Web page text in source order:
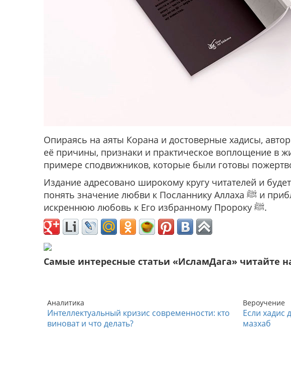
Опираясь на аяты Корана и достоверные хадисы,
её причины, признаки и практическое воплощение в
Издание адресовано широкому кругу читателей и
понять значение любви к Посланнику Аллаха ﷺ и приблизиться ко Всевышнему через
искреннюю любовь к Его избранному Пророку ﷺ.
Самые интересные статьи «ИсламДага» читайте
Аналитика
Интеллектуальный кризис современности: кто
виноват и что делать?
Вероучение
Если хадис
мазхаб